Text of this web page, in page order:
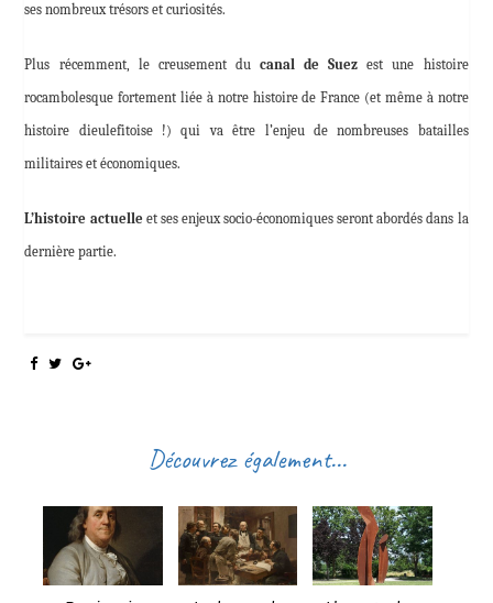
ses nombreux trésors et curiosités.
Plus récemment, le creusement du canal de Suez est une histoire
rocambolesque fortement liée à notre histoire de France (et même à notre
histoire dieulefitoise !) qui va être l’enjeu de nombreuses batailles
militaires et économiques.
L’histoire actuelleet ses enjeux socio-économiques seront abordés dans la
dernière partie.
Découvrez également...